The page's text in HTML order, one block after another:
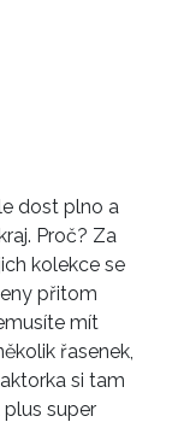
dost plno a
Proč? Za
kolekce se
přitom
mít
řasenek,
si tam
super